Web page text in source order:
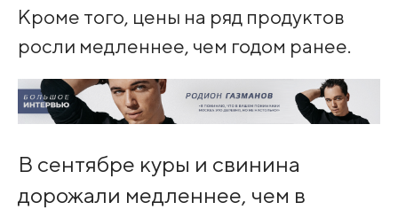
Кроме того, цены на ряд продуктов
росли медленнее, чем годом ранее.
В сентябре куры и свинина
дорожали медленнее, чем в